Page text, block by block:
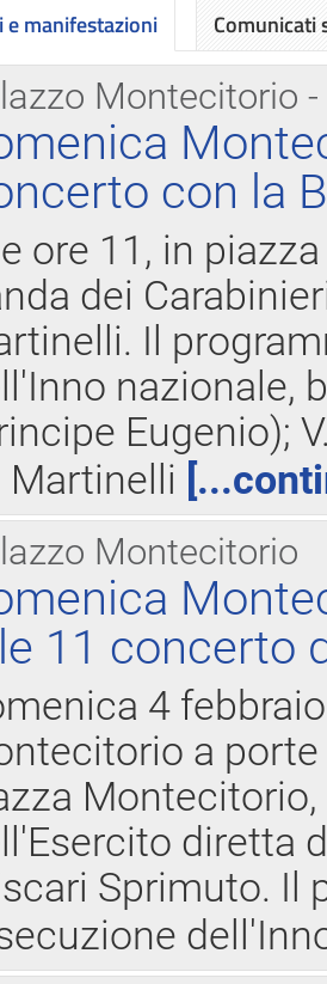
e manifestazioni
Montecitorio
con la
ore 11, in
dei
Il
nazionale,
Eugenio);
Martinelli
Montecitorio
11 concerto
4
a
diretta
Sprimuto. Il
Comunicati